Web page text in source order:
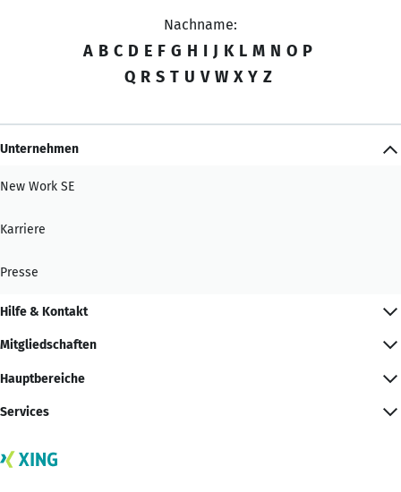
Nachname:
A B C D E F G H I J K L M N O P
Q R S T U V W X Y Z
Unternehmen
New Work SE
Karriere
Presse
Hilfe & Kontakt
Mitgliedschaften
Hauptbereiche
Services